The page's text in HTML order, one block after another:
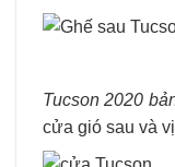
Tucson 2020
cửa gió sau và